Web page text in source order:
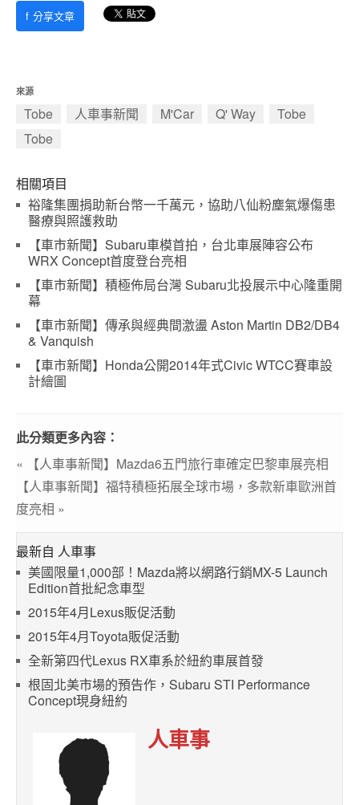
f 分享文章
來源
Tobe 人車事新聞 M'Car Q' Way
Tobe
Tobe
相關項目
裕隆集團捐助新台幣一千萬元，協助八仙粉塵氣爆傷患
醫療與照護救助
【車市新聞】Subaru車模首拍，台北車展陣容公布
WRX Concept首度登台亮相
【車市新聞】積極佈局台灣 Subaru北投展示中心隆重開
幕
【車市新聞】傳承與經典間激盪 Aston Martin DB2/DB4
& Vanquish
【車市新聞】Honda公開2014年式Civic WTCC賽車設
計繪圖
此分類更多內容：
« 【人車事新聞】Mazda6五門旅行車確定巴黎車展亮相
【人車事新聞】福特積極拓展全球市場，多款新車歐洲首
度亮相 »
最新自 人車事
美國限量1,000部！Mazda將以網路行銷MX-5 Launch
Edition首批紀念車型
2015年4月Lexus販促活動
2015年4月Toyota販促活動
全新第四代Lexus RX車系於紐約車展首發
根固北美市場的預告作，Subaru STI Performance
Concept現身紐約
人車事